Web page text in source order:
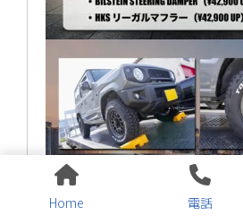
Home 電話